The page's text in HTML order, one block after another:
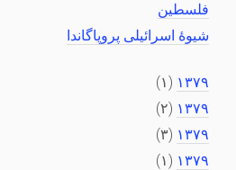
فلسطین
شیوهٔ اسرائیلی پروپاگاندا
۱۳۷۹ (۱)
۱۳۷۹ (۲)
۱۳۷۹ (۳)
۱۳۷۹ (۱)